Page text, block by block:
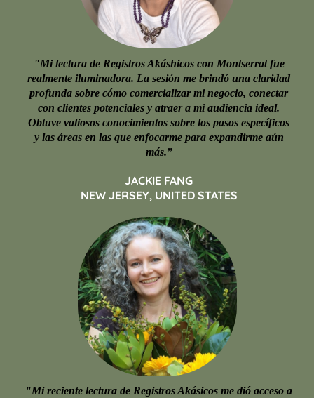
"Mi lectura de Registros Akáshicos con Montserrat fue
realmente iluminadora. La sesión me brindó una claridad
profunda sobre cómo comercializar mi negocio, conectar
con clientes potenciales y atraer a mi audiencia ideal.
Obtuve valiosos conocimientos sobre los pasos específicos
y las áreas en las que enfocarme para expandirme aún
más.”
JACKIE FANG
NEW JERSEY, UNITED STATES
"Mi reciente lectura de Registros Akásicos me dió acceso a